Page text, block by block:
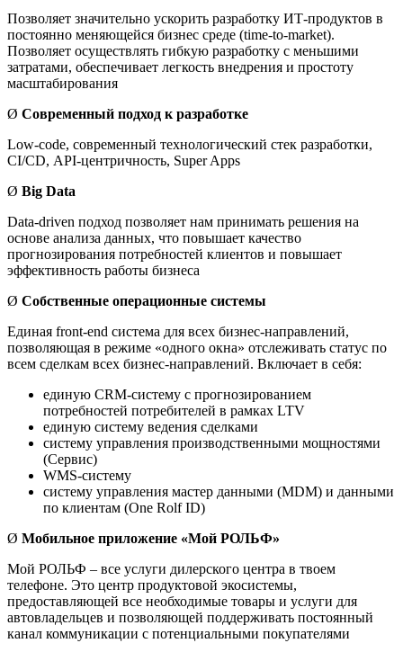
Позволяет значительно ускорить разработку ИТ-продуктов в
постоянно меняющейся бизнес среде (time-to-market).
Позволяет осуществлять гибкую разработку с меньшими
затратами, обеспечивает легкость внедрения и простоту
масштабирования
Ø Современный подход к разработке
Low-code, современный технологический стек разработки,
CI/CD, API-центричность, Super Apps
Ø Big Data
Data-driven подход позволяет нам принимать решения на
основе анализа данных, что повышает качество
прогнозирования потребностей клиентов и повышает
эффективность работы бизнеса
Ø Собственные операционные системы
Единая front-end система для всех бизнес-направлений,
позволяющая в режиме «одного окна» отслеживать статус по
всем сделкам всех бизнес-направлений. Включает в себя:
единую СRM-систему с прогнозированием
потребностей потребителей в рамках LTV
единую систему ведения сделками
систему управления производственными мощностями
(Сервис)
WMS-систему
систему управления мастер данными (MDM) и данными
по клиентам (One Rolf ID)
Ø Мобильное приложение «Мой РОЛЬФ»
Мой РОЛЬФ – все услуги дилерского центра в твоем
телефоне. Это центр продуктовой экосистемы,
предоставляющей все необходимые товары и услуги для
автовладельцев и позволяющей поддерживать постоянный
канал коммуникации с потенциальными покупателями